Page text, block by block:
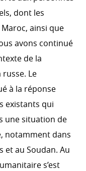
dont les
ainsi que
avons continué
de la
Le
à la réponse
existants qui
une situation de
notamment dans
et au Soudan. Au
s’est